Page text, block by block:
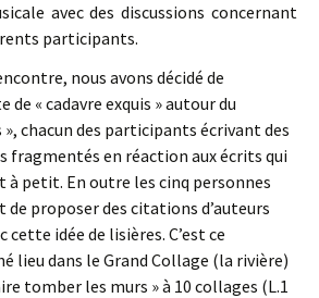
avec des discussions concernant
participants.
nous avons décidé de
de « cadavre exquis » autour du
chacun des participants écrivant des
fragmentés en réaction aux écrits qui
à petit. En outre les cinq personnes
de proposer des citations d’auteurs
cette idée de lisières. C’est ce
lieu dans le Grand Collage (la rivière)
tomber les murs » à 10 collages (L.1